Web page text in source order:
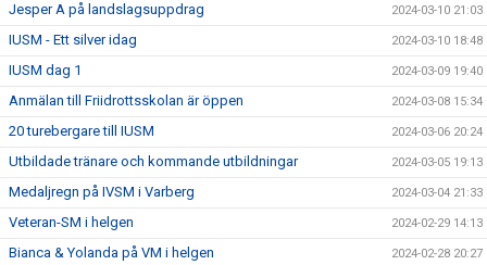
Jesper A på landslagsuppdrag 2024-03-10 21:03
IUSM - Ett silver idag 2024-03-10 18:48
IUSM dag 1 2024-03-09 19:40
Anmälan till Friidrottsskolan är öppen 2024-03-08 15:34
20 turebergare till IUSM 2024-03-06 20:24
Utbildade tränare och kommande utbildningar 2024-03-05 19:13
Medaljregn på IVSM i Varberg 2024-03-04 21:33
Veteran-SM i helgen 2024-02-29 14:13
Bianca & Yolanda på VM i helgen 2024-02-28 20:27